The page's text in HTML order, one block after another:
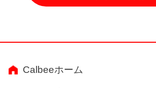
Calbeeホーム